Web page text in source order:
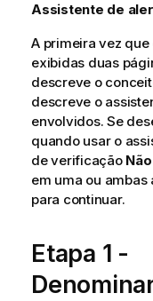
Assistente de
A primeira vez
exibidas duas
descreve o
descreve o
envolvidos. Se
quando usar o
de verificação
em uma ou ambas
para continuar.
Etapa 1 -